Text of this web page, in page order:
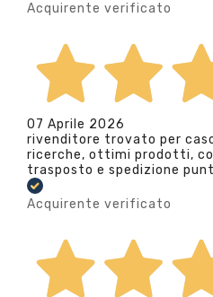
Acquirente verificato
07 Aprile 2026
rivenditore trovato per
ricerche, ottimi prodotti,
trasposto e spedizione
Acquirente verificato